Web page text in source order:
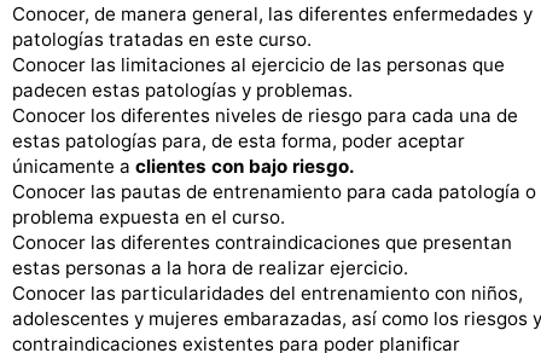
Conocer, de manera general, las diferentes enfermedades y
patologías tratadas en este curso.
Conocer las limitaciones al ejercicio de las personas que
padecen estas patologías y problemas.
Conocer los diferentes niveles de riesgo para cada una de
estas patologías para, de esta forma, poder aceptar
únicamente a clientes con bajo riesgo.
Conocer las pautas de entrenamiento para cada patología o
problema expuesta en el curso.
Conocer las diferentes contraindicaciones que presentan
estas personas a la hora de realizar ejercicio.
Conocer las particularidades del entrenamiento con niños,
adolescentes y mujeres embarazadas, así como los riesgos y
contraindicaciones existentes para poder planificar